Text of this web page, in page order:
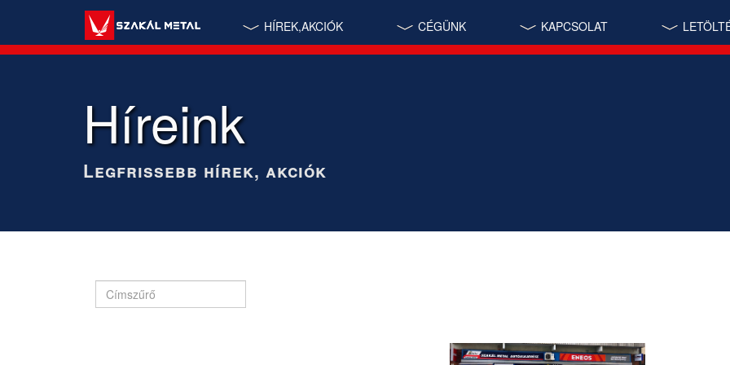
HÍREK,AKCIÓK CÉGÜNK KAPCSOLAT
Híreink
Legfrissebb hírek, akciók
Címszűrő